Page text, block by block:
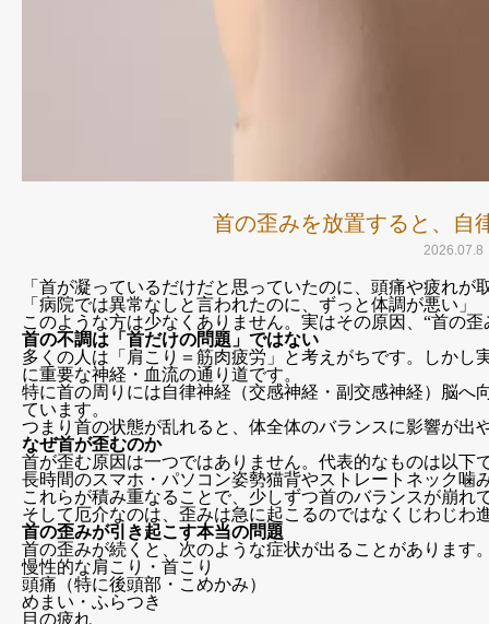
首の歪みを放置すると、自
2026.07.8
「首が凝っているだけだと思っていたのに、頭痛や疲れが
「病院では異常なしと言われたのに、ずっと体調が悪い」
このような方は少なくありません。実はその原因、“首の
首の不調は「首だけの問題」ではない
多くの人は「肩こり＝筋肉疲労」と考えがちです。しか
に重要な神経・血流の通り道です。
特に首の周りには自律神経（交感神経・副交感神経）脳へ
ています。
つまり首の状態が乱れると、体全体のバランスに影響が出
なぜ首が歪むのか
首が歪む原因は一つではありません。代表的なものは以下
長時間のスマホ・パソコン姿勢猫背やストレートネック噛
これらが積み重なることで、少しずつ首のバランスが崩れ
そして厄介なのは、歪みは急に起こるのではなくじわじわ
首の歪みが引き起こす本当の問題
首の歪みが続くと、次のような症状が出ることがあります
慢性的な肩こり・首こり
頭痛（特に後頭部・こめかみ）
めまい・ふらつき
目の疲れ